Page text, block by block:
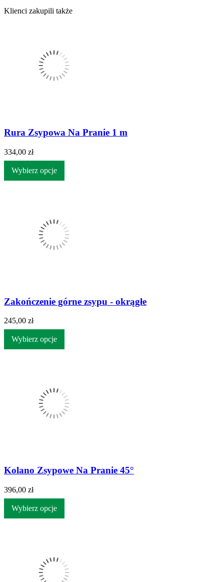
Klienci zakupili także
Rura Zsypowa Na Pranie 1 m
334,00 zł
Wybierz opcje
Zakończenie górne zsypu - okrągłe
245,00 zł
Wybierz opcje
Kolano Zsypowe Na Pranie 45°
396,00 zł
Wybierz opcje